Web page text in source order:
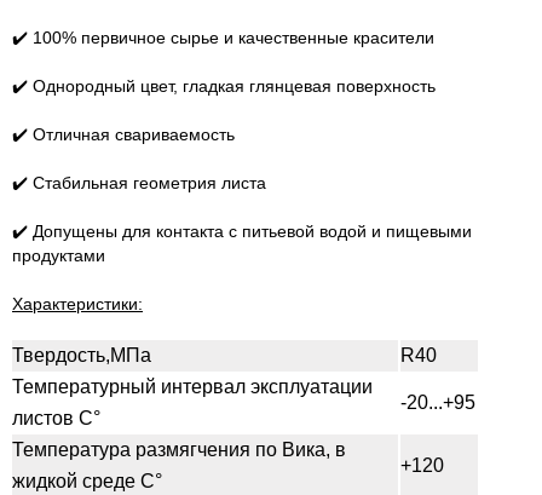
✔️ 100% первичное сырье и качественные красители
✔️ Однородный цвет, гладкая глянцевая поверхность
✔️ Отличная свариваемость
✔️ Стабильная геометрия листа
✔️ Допущены для контакта с питьевой водой и пищевыми
продуктами
Характеристики:
Твердость,МПа
R40
Температурный интервал эксплуатации
листов С°
-20...+95
Температура размягчения по Вика, в
жидкой среде С°
+120